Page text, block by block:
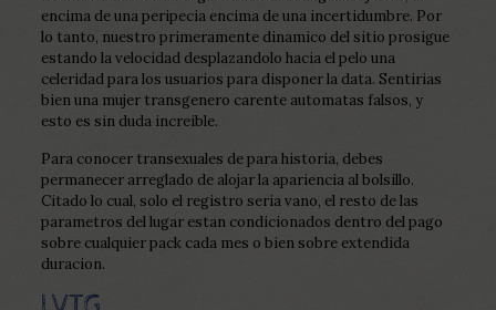
encima de una peripecia encima de una incertidumbre. Por
lo tanto, nuestro primeramente dinamico del sitio prosigue
estando la velocidad desplazandolo hacia el pelo una
celeridad para los usuarios para disponer la data. Sentirias
bien una mujer transgenero carente automatas falsos, y
esto es sin duda increible.
Para conocer transexuales de para historia, debes
permanecer arreglado de alojar la apariencia al bolsillo.
Citado lo cual, solo el registro seri­a vano, el resto de las
parametros del lugar estan condicionados dentro del pago
sobre cualquier pack cada mes o bien sobre extendida
duracion.